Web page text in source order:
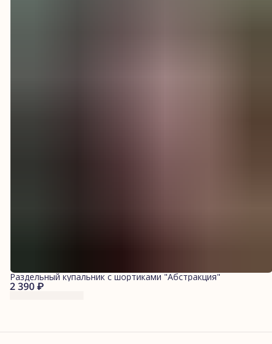
2 390 ₽
Раздельный купальник с шортиками "Абстракция"